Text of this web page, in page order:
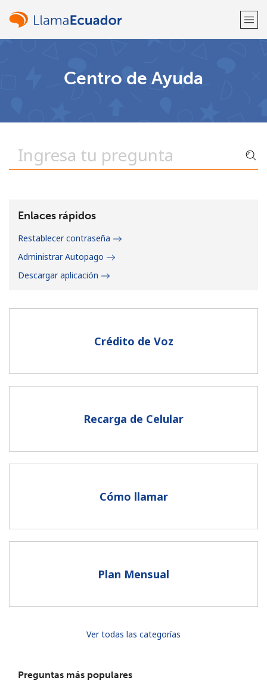
Un caracter especial
Al abrir una cuenta en este sitio web, estoy de acuerdo con
Centro de Ayuda
Crédito de Voz
Recarga de Celular
Cómo llamar
Plan Mensual
Ver todas las categorías
Preguntas más populares
Enlaces rápidos
Restablecer contraseña
Administrar Autopago
Descargar aplicación